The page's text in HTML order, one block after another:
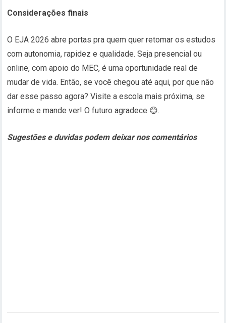
Considerações finais
O EJA 2026 abre portas pra quem quer retomar os estudos
com autonomia, rapidez e qualidade. Seja presencial ou
online, com apoio do MEC, é uma oportunidade real de
mudar de vida. Então, se você chegou até aqui, por que não
dar esse passo agora? Visite a escola mais próxima, se
informe e mande ver! O futuro agradece 😊.
Sugestões e duvidas podem deixar nos comentários